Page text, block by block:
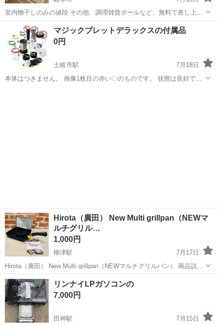
室内物干しのみの値段 その他、調理雑貨ボールなど、無料で差し上げ
ます。 引越しのため、現状でのお取引とさせていただきます
岐阜市 調理器具 物干し
マジックブレットデラックスの付属品
0円
土岐市駅
7月18日
本体はつきません。 画像1枚目の赤い〇のものです。 状態は良好で
Hirota（廣田） New Multi grillpan（NEWマ
ルチグリル…
1,000円
柳津駅
7月17日
Hirota（廣田） New Multi grillpan（NEWマルチグリルパン） 商品説明
ツイングリラーなどで知られる老舗「廣田」が手がけた、これ1台で何
役もの調理をこなせる多機能な四角い万能グリルパンです。 主な特...
岐阜 岐阜市 柳津駅 調理器具
リンナイLPガソコンの
7,000円
田神駅
7月15日